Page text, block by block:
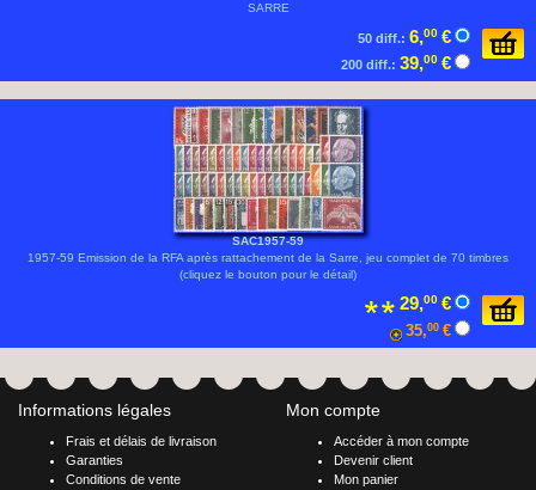
SARRE
50 diff.: 6,00 €
200 diff.: 39,00 €
SAC1957-59
1957-59 Emission de la RFA après rattachement de la Sarre, jeu complet de 70 timbres
(cliquez le bouton pour le détail)
29,00 €
35,00 €
Informations légales
Frais et délais de livraison
Garanties
Conditions de vente
Mon compte
Accéder à mon compte
Devenir client
Mon panier